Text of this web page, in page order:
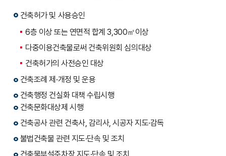
건축허가 및 사용승인
6층 이상 또는 연면적 합계 3,300㎡이상
다중이용건축물로써 건축위원회 심의대상
건축허가의 사전승인 대상
건축조례 제·개정 및 운용
건축행정 건실화 대책 수립시행
건축문화대상제 시행
건축공사 관련 건축사, 감리사, 시공자 지도·감독
불법건축물 관련 지도·단속 및 조치